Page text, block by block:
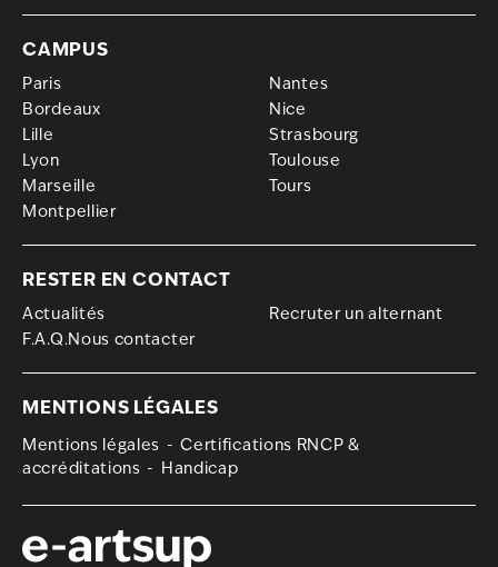
CAMPUS
Paris
Bordeaux
Lille
Lyon
Marseille
Montpellier
Nantes
Nice
Strasbourg
Toulouse
Tours
RESTER EN CONTACT
Actualités
F.A.Q.Nous contacter
Recruter un alternant
MENTIONS LÉGALES
Mentions légales
Certifications RNCP &
accréditations
Handicap